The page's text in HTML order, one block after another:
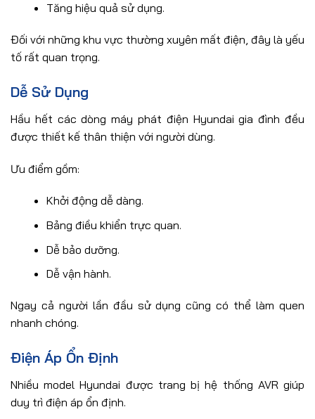
Tăng hiệu quả sử dụng.
Đối với những khu vực thường xuyên mất điện, đây là yếu
tố rất quan trọng.
Dễ Sử Dụng
Hầu hết các dòng máy phát điện Hyundai gia đình đều
được thiết kế thân thiện với người dùng.
Ưu điểm gồm:
Khởi động dễ dàng.
Bảng điều khiển trực quan.
Dễ bảo dưỡng.
Dễ vận hành.
Ngay cả người lần đầu sử dụng cũng có thể làm quen
nhanh chóng.
Điện Áp Ổn Định
Nhiều model Hyundai được trang bị hệ thống AVR giúp
duy trì điện áp ổn định.